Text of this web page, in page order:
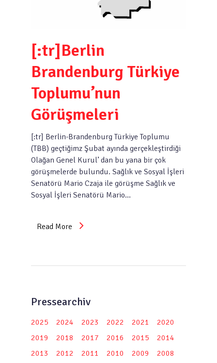
[:tr]Berlin
Brandenburg Türkiye
Toplumu’nun
Görüşmeleri
[:tr] Berlin-Brandenburg Türkiye Toplumu
(TBB) geçtiğimz Şubat ayında gerçekleştirdiği
Olağan Genel Kurul’ dan bu yana bir çok
görüşmelerde bulundu. Sağlık ve Sosyal İşleri
Senatörü Mario Czaja ile görüşme Sağlık ve
Sosyal İşleri Senatörü Mario…
Read More
Pressearchiv
2025 2024 2023 2022 2021
2020
2019
2018 2017 2016 2015
2014
2013
2012 2011 2010 2009
2008